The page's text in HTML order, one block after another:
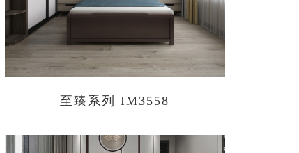
至臻系列 IM3558